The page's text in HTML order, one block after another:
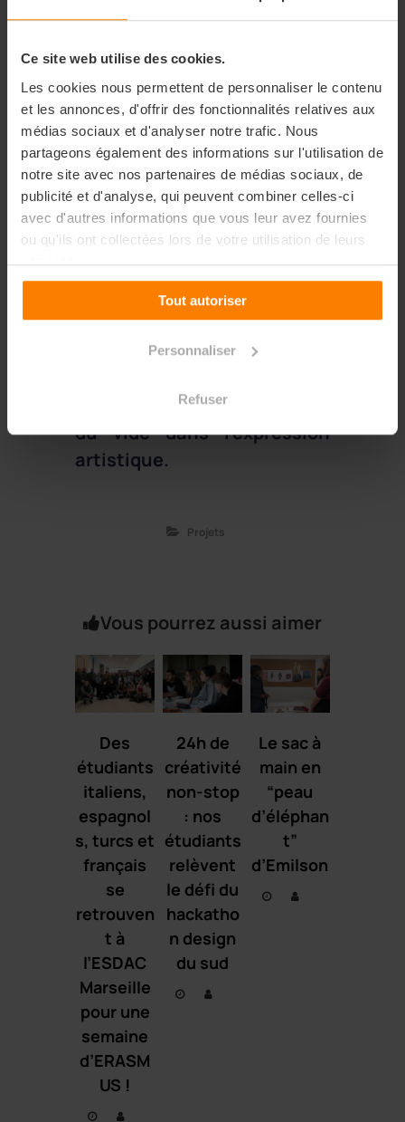
Ce site web utilise des cookies.
Les cookies nous permettent de personnaliser le contenu
et les annonces, d'offrir des fonctionnalités relatives aux
médias sociaux et d'analyser notre trafic. Nous
partageons également des informations sur l'utilisation de
notre site avec nos partenaires de médias sociaux, de
publicité et d'analyse, qui peuvent combiner celles-ci
avec d'autres informations que vous leur avez fournies
ou qu'ils ont collectées lors de votre utilisation de leurs
services.
Tout autoriser
Personnaliser
Refuser
Ce projet, d'une envergure
considérable avec l'objectif
ambitieux de réaliser plus de
1000 drapeaux, implique une
collaboration étroite avec
des écoles, des associations
et divers acteurs du milieu
artistique.
Au-delà de la simple
création artistique, il s'agit
aussi de sensibiliser à
l'impression textile
d'encrage, et à la richesse
du vide dans l'expression
artistique.
Projets
Vous pourrez aussi aimer
Des
étudiants
italiens,
espagnol
s, turcs et
français
se
retrouven
t à
l’ESDAC
Marseille
pour une
semaine
d’ERASM
US !
24h de
créativité
non-stop
: nos
étudiants
relèvent
le défi du
hackatho
n design
du sud
Le sac à
main en
“peau
d’éléphan
t”
d’Emilson